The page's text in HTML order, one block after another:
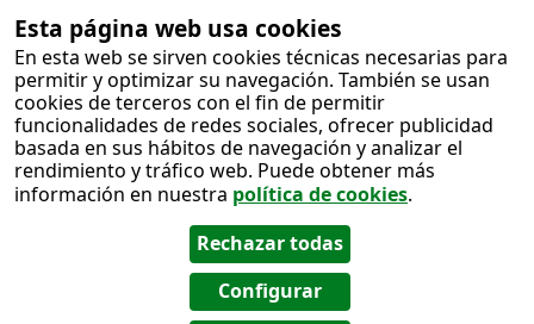
Esta página web usa cookies
En esta web se sirven cookies técnicas necesarias para
permitir y optimizar su navegación. También se usan
cookies de terceros con el fin de permitir
funcionalidades de redes sociales, ofrecer publicidad
basada en sus hábitos de navegación y analizar el
rendimiento y tráfico web. Puede obtener más
información en nuestra política de cookies.